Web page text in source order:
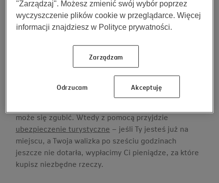
czego przewozić nie wolno.Sprawdź również prawo
kraju, do którego lecisz– każdy kraj publikuje listę
Do kabiny zabierasz bagaż podręczny i małą torebkę
lub plecak. Jeśli przewozisz płynne kosmetyki w
bagażu podręcznym, pojemność każdej buteleczki nie
zamkniętym, przezroczystym woreczku. Bagaż
może się zgubić. Wtedy z pomocą przyjdzie
ubezpieczenie turystyczne – jeśli Ty jesteś już na
miejscu, a Twoja walizka po sześciu godzinach
jeszcze nie dotarła, wypłacimy Ci pieniądze, za które
kupisz niezbędne rzeczy.
"Zarządzaj". Możesz zmienić swój wybór poprzez
wyczyszczenie plików cookie w przeglądarce. Więcej
informacji znajdziesz w Polityce prywatności.
Zarządzam
Odrzucam Akceptuję